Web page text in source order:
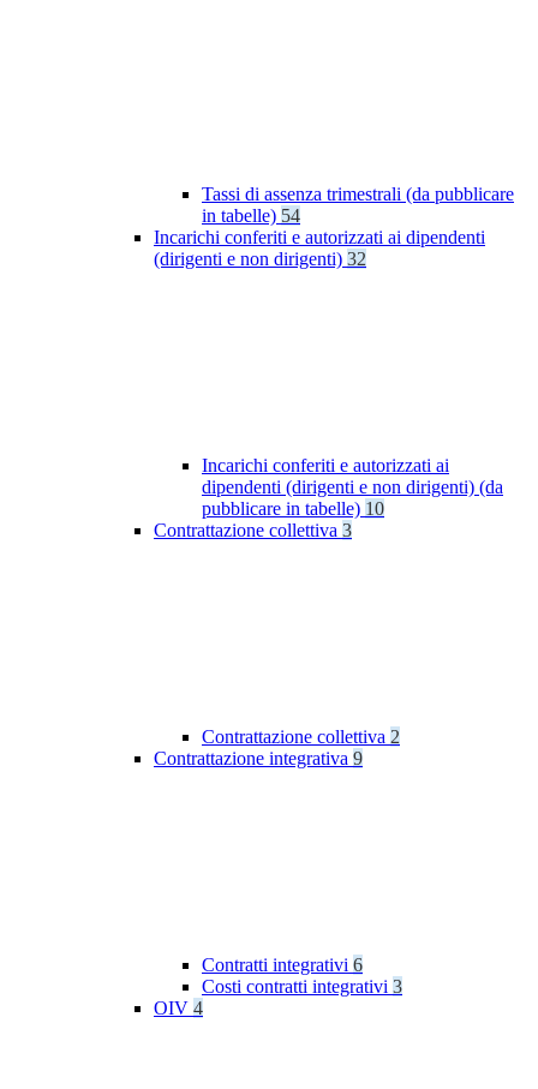
Tassi di assenza trimestrali (da pubblicare
in tabelle) 54
Incarichi conferiti e autorizzati ai dipendenti
(dirigenti e non dirigenti) 32
Incarichi conferiti e autorizzati ai
dipendenti (dirigenti e non dirigenti) (da
pubblicare in tabelle) 10
Contrattazione collettiva 3
Contrattazione collettiva 2
Contrattazione integrativa 9
Contratti integrativi 6
Costi contratti integrativi 3
OIV 4